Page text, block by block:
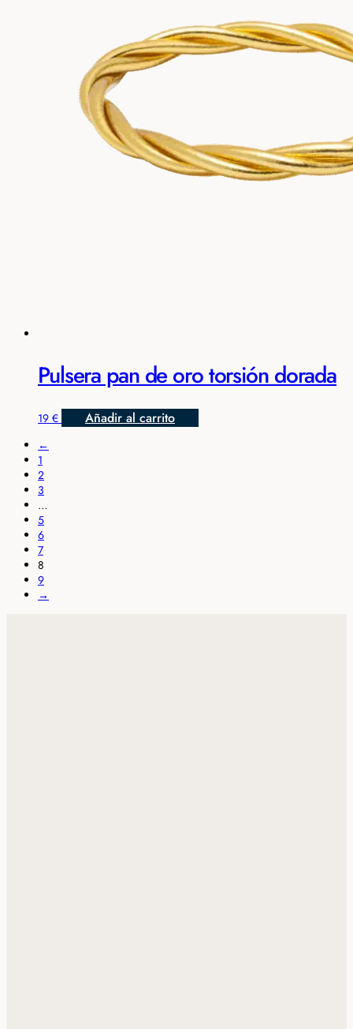
Pulsera pan de oro torsión dorada
19 € Añadir al carrito
←
1
2
3
…
5
6
7
8
9
→